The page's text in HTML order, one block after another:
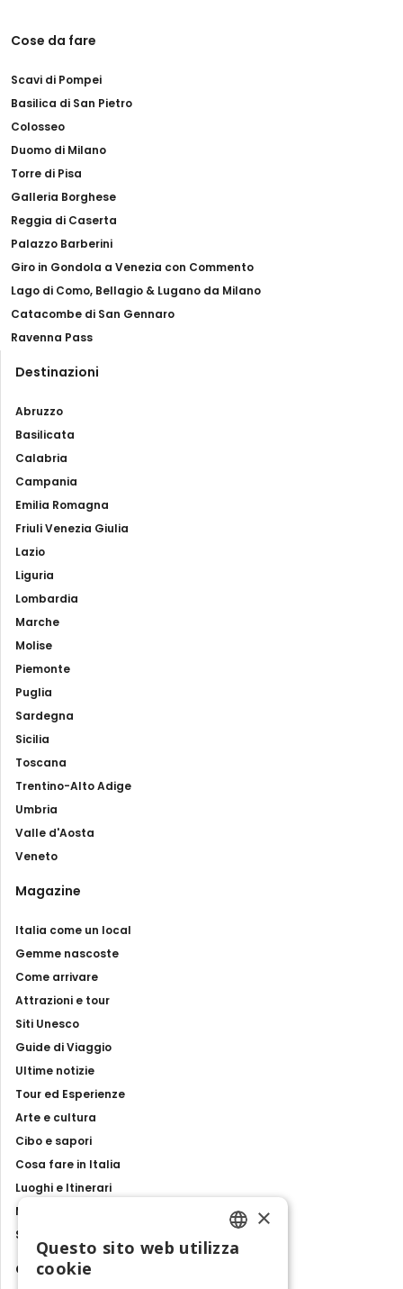
Cose da fare
Scavi di Pompei
Basilica di San Pietro
Colosseo
Duomo di Milano
Torre di Pisa
Galleria Borghese
Reggia di Caserta
Palazzo Barberini
Giro in Gondola a Venezia con Commento
Lago di Como, Bellagio & Lugano da Milano
Catacombe di San Gennaro
Ravenna Pass
Destinazioni
Abruzzo
Basilicata
Calabria
Campania
Emilia Romagna
Friuli Venezia Giulia
Lazio
Liguria
Lombardia
Marche
Molise
Piemonte
Puglia
Sardegna
Sicilia
Toscana
Trentino-Alto Adige
Umbria
Valle d'Aosta
Veneto
Magazine
Italia come un local
Gemme nascoste
Come arrivare
Attrazioni e tour
Siti Unesco
Guide di Viaggio
Ultime notizie
Tour ed Esperienze
Arte e cultura
Cibo e sapori
Cosa fare in Italia
Luoghi e Itinerari
Mostre, eventi e spettacoli
Storie e tradizioni
Contatti
ENGLISH
×
Questo sito web utilizza
cookie